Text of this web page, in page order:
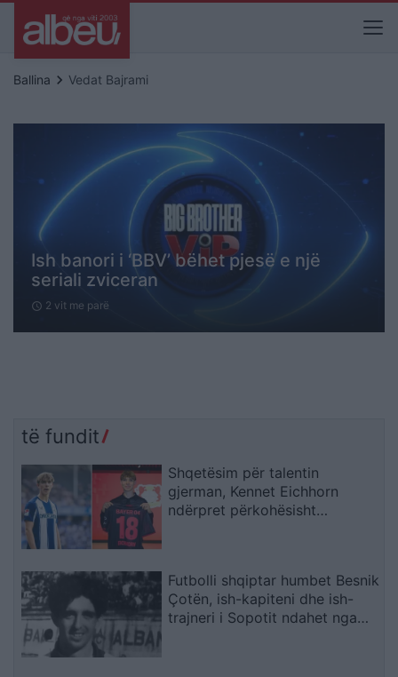
Ballina keyboard_arrow_right Vedat Bajrami
Ish banori i ‘BBV’ bëhet pjesë e një
seriali zviceran
schedule 2 vit me parë
të fundit
Shqetësim për talentin
gjerman, Kennet Eichhorn
ndërpret përkohësisht
Futbolli shqiptar humbet Besnik
Çotën, ish-kapiteni dhe ish-
trajneri i Sopotit ndahet nga